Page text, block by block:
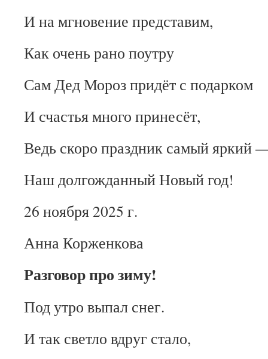
И на мгновение представим,
Как очень рано поутру
Сам Дед Мороз придёт с подарком
И счастья много принесёт,
Ведь скоро праздник самый яркий
Наш долгожданный Новый год!
26 ноября 2025 г.
Анна Корженкова
Разговор про зиму!
Под утро выпал снег.
И так светло вдруг стало,